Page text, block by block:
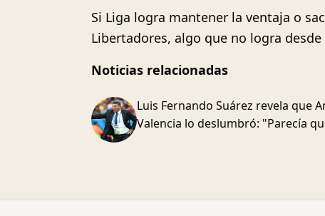
Si Liga logra mantener la ventaja o
Libertadores, algo que no logra desde
Noticias relacionadas
Luis Fernando Suárez revela que
Valencia lo deslumbró: "Parecía